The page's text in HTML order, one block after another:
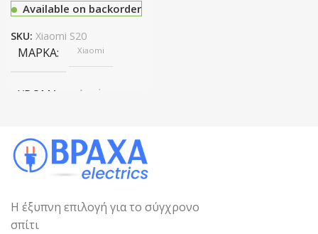
Available on backorder
SKU: Xiaomi S20
ΜΆΡΚΑ Xiaomi
ΧΡΏΜΑ Λευκό
Η έξυπνη επιλογή για το σύγχρονο
σπίτι